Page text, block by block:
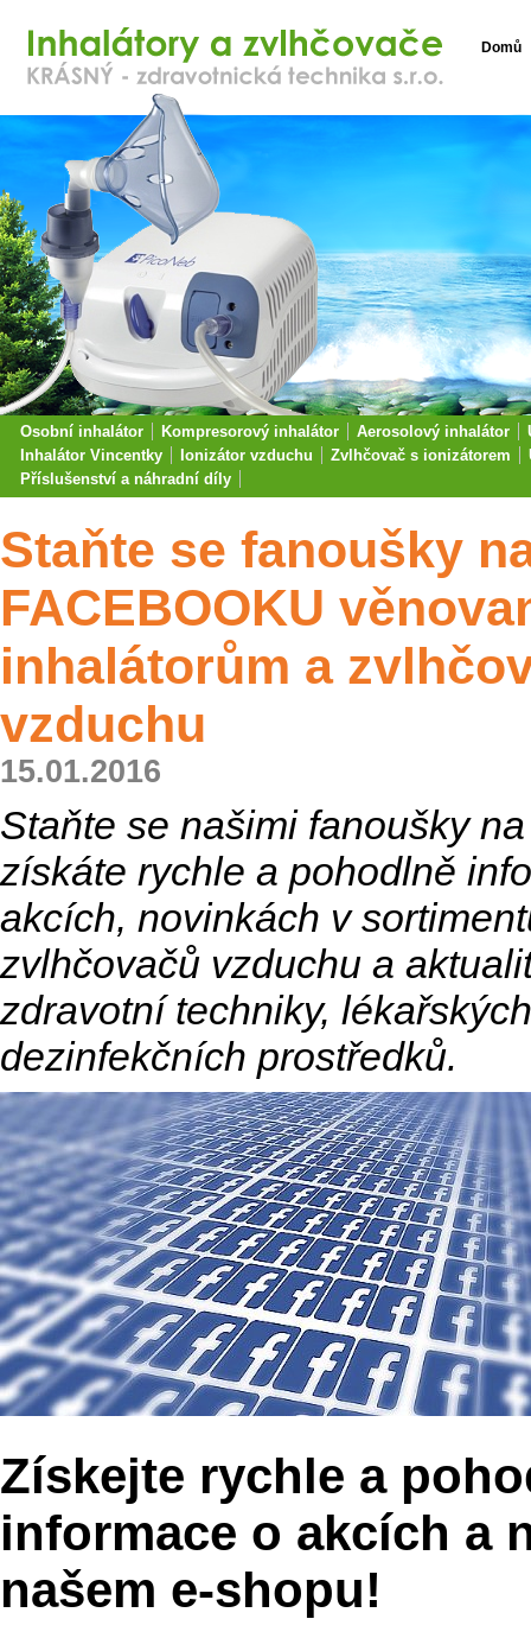
Domů
Osobní inhalátor Kompresorový inhalátor Aerosolový inhalátor
Inhalátor Vincentky
Ionizátor vzduchu Zvlhčovač s ionizátorem
Příslušenství a náhradní díly
Staňte se fanoušky
FACEBOOKU
inhalátorům a
vzduchu
15.01.2016
Staňte se našimi fanoušky
získáte rychle a pohodlně
akcích, novinkách v
zvlhčovačů vzduchu a
zdravotní techniky,
dezinfekčních prostředků.
Získejte rychle a
informace o akcích a
našem e-shopu!